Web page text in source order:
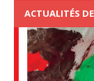
ACTUALITÉS